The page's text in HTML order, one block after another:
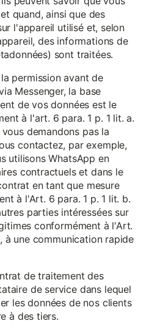
quand, ainsi que des
l'appareil utilisé et, selon
des informations de
sont traitées.
permission avant de
Messenger, la base
de vos données est le
à l'art. 6 para. 1 p. 1 lit. a.
vous demandons pas la
contactez, par exemple,
utilisons WhatsApp en
contractuels et dans le
en tant que mesure
à l'Art. 6 para. 1 p. 1 lit. b.
parties intéressées sur
conformément à l'Art.
à une communication rapide
de traitement des
de service dans lequel
les données de nos clients
à des tiers.